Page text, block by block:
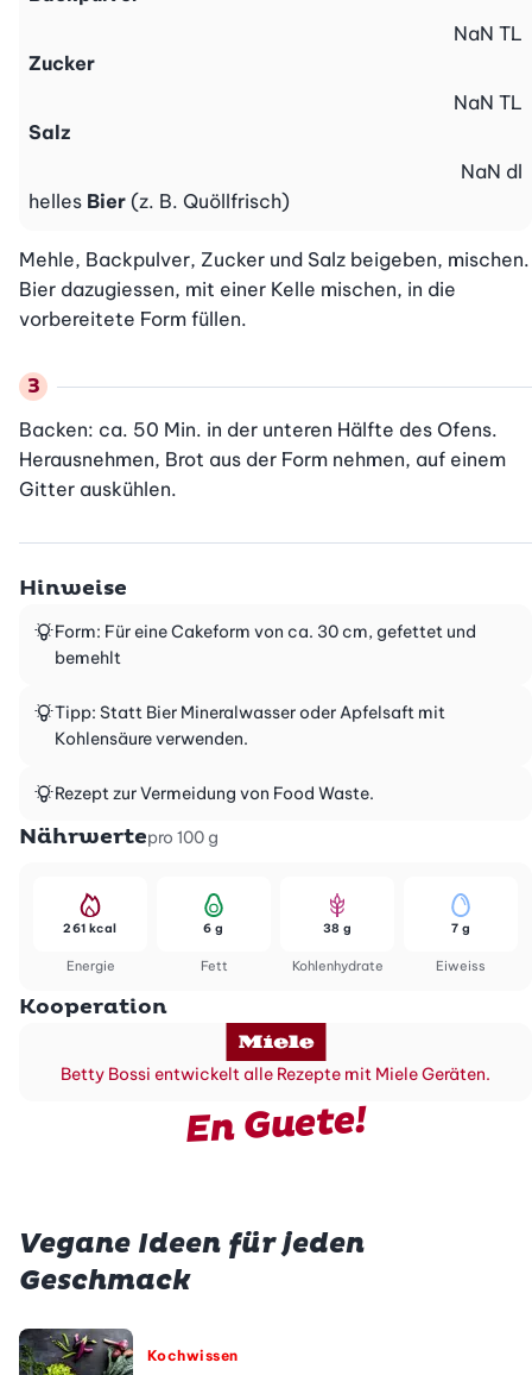
Zucker
NaN TL
Salz
NaN TL
helles Bier (z. B. Quöllfrisch)
NaN dl
Mehle, Backpulver, Zucker und Salz beigeben, mischen.
Bier dazugiessen, mit einer Kelle mischen, in die
vorbereitete Form füllen.
Backen: ca. 50 Min. in der unteren Hälfte des Ofens.
Herausnehmen, Brot aus der Form nehmen, auf einem
Gitter auskühlen.
Hinweise
Form: Für eine Cakeform von ca. 30 cm, gefettet und
bemehlt
Tipp: Statt Bier Mineralwasser oder Apfelsaft mit
Kohlensäure verwenden.
Rezept zur Vermeidung von Food Waste.
Nährwertepro 100 g
Energie
261 kcal
Fett
6 g
Kohlenhydrate
38 g
Eiweiss
7 g
Kooperation
Betty Bossi entwickelt alle Rezepte mit Miele Geräten.
En Guete!
Vegane Ideen für jeden
Geschmack
Kochwissen